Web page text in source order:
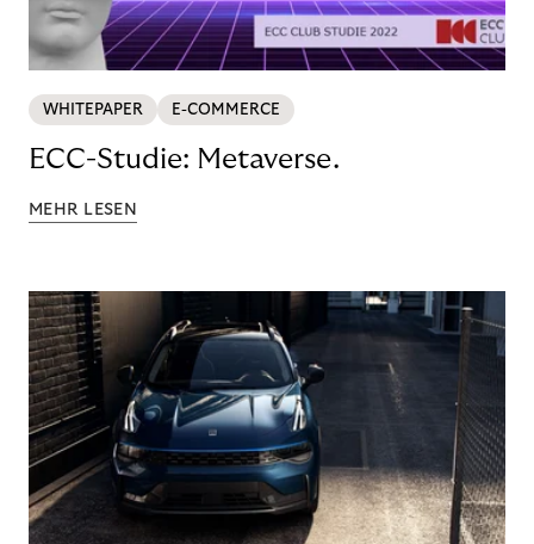
WHITEPAPER E-COMMERCE
ECC-Studie: Metaverse.
MEHR LESEN